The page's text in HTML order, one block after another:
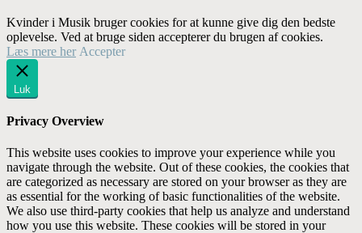
Kvinder i Musik bruger cookies for at kunne give dig den bedste
oplevelse. Ved at bruge siden accepterer du brugen af cookies.
Læs mere her Accepter
Luk
Privacy Overview
This website uses cookies to improve your experience while you
navigate through the website. Out of these cookies, the cookies that
are categorized as necessary are stored on your browser as they are
as essential for the working of basic functionalities of the website.
We also use third-party cookies that help us analyze and understand
how you use this website. These cookies will be stored in your